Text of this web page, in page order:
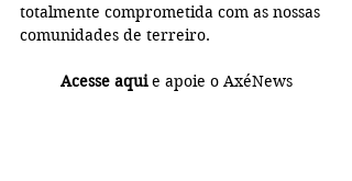
totalmente comprometida com as nossas
comunidades de terreiro.
Acesse aqui e apoie o AxéNews